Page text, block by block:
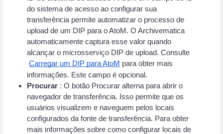
do sistema de acesso ao configurar sua
transferência permite automatizar o processo de
upload de um DIP para o AtoM. O Archivematica
automaticamente captura esse valor quando
alcançar o microsserviço DIP de upload. Consulte
Carregar um DIP para AtoM para obter mais
informações. Este campo é opcional.
Procurar : O botão Procurar alterna para abrir o
navegador de transferência. Isso permite que os
usuários visualizem e naveguem pelos locais
configurados da fonte de transferência. Para obter
mais informações sobre como configurar locais de